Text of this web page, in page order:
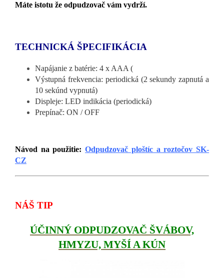
Máte istotu že odpudzovač vám vydrží.
TECHNICKÁ ŠPECIFIKÁCIA
Napájanie z batérie: 4 x AAA (
Výstupná frekvencia: periodická (2 sekundy zapnutá a
10 sekúnd vypnutá)
Displeje: LED indikácia (periodická)
Prepínač: ON / OFF
Návod na použitie: Odpudzovač ploštíc a roztočov SK-
CZ
NÁŠ TIP
ÚČINNÝ ODPUDZOVAČ ŠVÁBOV,
HMYZU, MYŠÍ A KÚN